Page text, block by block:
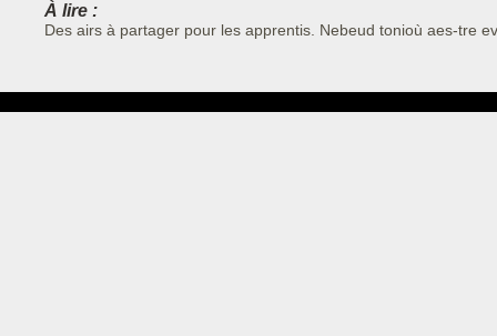
À lire :
Des airs à partager pour les apprentis. Nebeud tonioù aes-tre